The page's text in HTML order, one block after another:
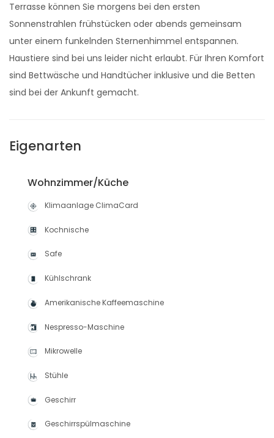
Terrasse können Sie morgens bei den ersten
Sonnenstrahlen frühstücken oder abends gemeinsam
unter einem funkelnden Sternenhimmel entspannen.
Haustiere sind bei uns leider nicht erlaubt. Für Ihren Komfort
sind Bettwäsche und Handtücher inklusive und die Betten
sind bei der Ankunft gemacht.
Eigenarten
Wohnzimmer/Küche
Klimaanlage ClimaCard
Kochnische
Safe
Kühlschrank
Amerikanische Kaffeemaschine
Nespresso-Maschine
Mikrowelle
Stühle
Geschirr
Geschirrspülmaschine